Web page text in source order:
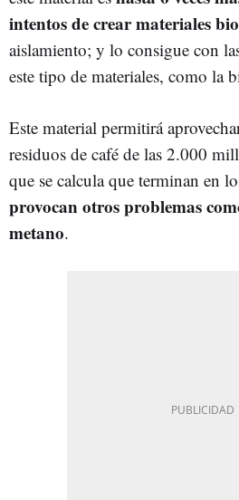
intentos de crear materiales
aislamiento; y lo consigue con
este tipo de materiales, como la
Este material permitirá
residuos de café de las 2.000
que se calcula que terminan en
provocan otros problemas
metano.